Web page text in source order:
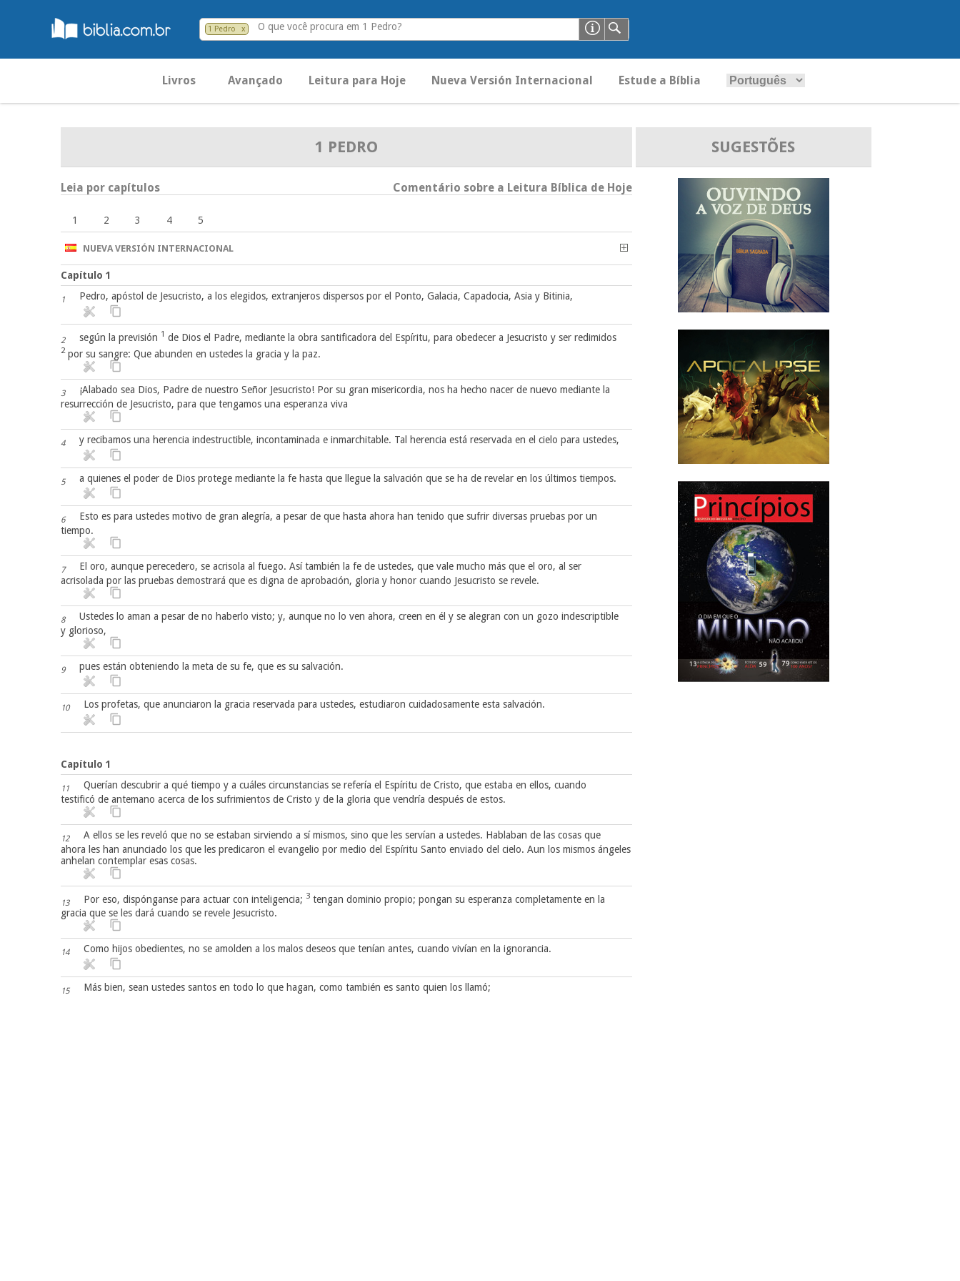
1 Pedro x O que você procura em 1 Pedro?
Livros Avançado Leitura para Hoje Nueva Versión Internacional Estude a Bíblia
1 PEDRO
Leia por capítulos Comentário sobre a Leitura Bíblica de Hoje
1 2 3 4 5
NUEVA VERSIÓN INTERNACIONAL
Capítulo 1
1 Pedro, apóstol de Jesucristo, a los elegidos, extranjeros dispersos por el Ponto, Galacia, Capadocia, Asia y Bitinia,
2 según la previsión 1 de Dios el Padre, mediante la obra santificadora del Espíritu, para obedecer a Jesucristo y ser redimidos
2por su sangre: Que abunden en ustedes la gracia y la paz.
3
¡Alabado sea Dios, Padre de nuestro Señor Jesucristo! Por su gran misericordia, nos ha hecho nacer de nuevo mediante la
resurrección de Jesucristo, para que tengamos una esperanza viva
4 y recibamos una herencia indestructible, incontaminada e inmarchitable. Tal herencia está reservada en el cielo para ustedes,
5 a quienes el poder de Dios protege mediante la fe hasta que llegue la salvación que se ha de revelar en los últimos tiempos.
6
Esto es para ustedes motivo de gran alegría, a pesar de que hasta ahora han tenido que sufrir diversas pruebas por un
tiempo.
7
El oro, aunque perecedero, se acrisola al fuego. Así también la fe de ustedes, que vale mucho más que el oro, al ser
acrisolada por las pruebas demostrará que es digna de aprobación, gloria y honor cuando Jesucristo se revele.
8
Ustedes lo aman a pesar de no haberlo visto; y, aunque no lo ven ahora, creen en él y se alegran con un gozo indescriptible
y glorioso,
9 pues están obteniendo la meta de su fe, que es su salvación.
10 Los profetas, que anunciaron la gracia reservada para ustedes, estudiaron cuidadosamente esta salvación.
Capítulo 1
11
Querían descubrir a qué tiempo y a cuáles circunstancias se refería el Espíritu de Cristo, que estaba en ellos, cuando
testificó de antemano acerca de los sufrimientos de Cristo y de la gloria que vendría después de estos.
12
A ellos se les reveló que no se estaban sirviendo a sí mismos, sino que les servían a ustedes. Hablaban de las cosas que
ahora les han anunciado los que les predicaron el evangelio por medio del Espíritu Santo enviado del cielo. Aun los mismos ángeles
anhelan contemplar esas cosas.
13 Por eso, dispónganse para actuar con inteligencia; 3tengan dominio propio; pongan su esperanza completamente en la
gracia que se les dará cuando se revele Jesucristo.
14 Como hijos obedientes, no se amolden a los malos deseos que tenían antes, cuando vivían en la ignorancia.
15 Más bien, sean ustedes santos en todo lo que hagan, como también es santo quien los llamó;
SUGESTÕES